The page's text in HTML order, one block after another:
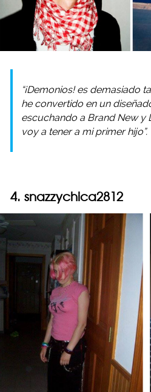
“¡Demonios! es demasiado
he convertido en un
escuchando a Brand New y
voy a tener a mi primer hijo”.
4. snazzychica2812